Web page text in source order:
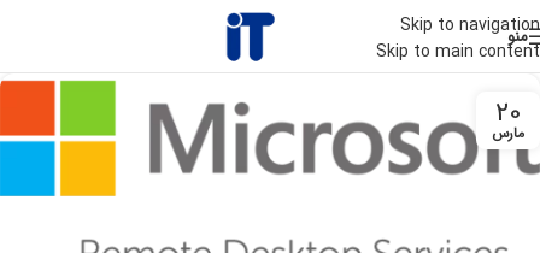
Skip to navigation
Skip to main content
منو
20
مارس